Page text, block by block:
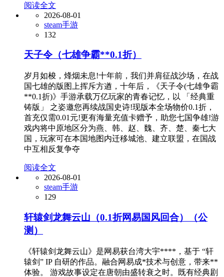
阅读全文
2026-08-01
steam手游
132
天子令（七雄争霸**0.1折）
岁月如梭，烽烟未息!十年前，我们并肩征战沙场，在战
国七雄的版图上挥斥方遒，十年后，《天子令(七雄争霸
**0.1折)》手游承载万亿玩家的青春记忆，以 「经典重
铸版」 之姿邀您再续战国史诗!现版本全场物价0.1折，
首充仅需0.01元!更有海量充值卡赠予，助您七国争雄!游
戏内将中原地区分为燕、韩、赵、魏、齐、楚、秦七大
国，玩家可在本国地图内迁移城池、建立联盟，在国战
中互相反复争夺
阅读全文
2026-08-01
steam手游
129
轩辕剑龙舞云山（0.1折网易国风回合）（公
测）
《轩辕剑龙舞云山》是网易获台湾大宇****，基于 “轩
辕剑” IP 自研的作品。融合网易成*技术与创意，带来**
体验。 游戏故事设定在唐朝由盛转衰之时。既有经典剧